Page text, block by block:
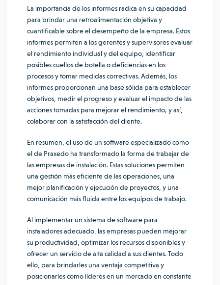
La importancia de los informes radica en su capacidad
para brindar una retroalimentación objetiva y
cuantificable sobre el desempeño de la empresa. Estos
informes permiten a los gerentes y supervisores evaluar
el rendimiento individual y del equipo, identificar
posibles cuellos de botella o deficiencias en los
procesos y tomar medidas correctivas. Además, los
informes proporcionan una base sólida para establecer
objetivos, medir el progreso y evaluar el impacto de las
acciones tomadas para mejorar el rendimiento; y así,
colaborar con la satisfacción del cliente.
En resumen, el uso de un software especializado como
el de Praxedo ha transformado la forma de trabajar de
las empresas de instalación. Estas soluciones permiten
una gestión más eficiente de las operaciones, una
mejor planificación y ejecución de proyectos, y una
comunicación más fluida entre los equipos de trabajo.
Al implementar un sistema de software para
instaladores adecuado, las empresas pueden mejorar
su productividad, optimizar los recursos disponibles y
ofrecer un servicio de alta calidad a sus clientes. Todo
ello, para brindarles una ventaja competitiva y
posicionarles como líderes en un mercado en constante